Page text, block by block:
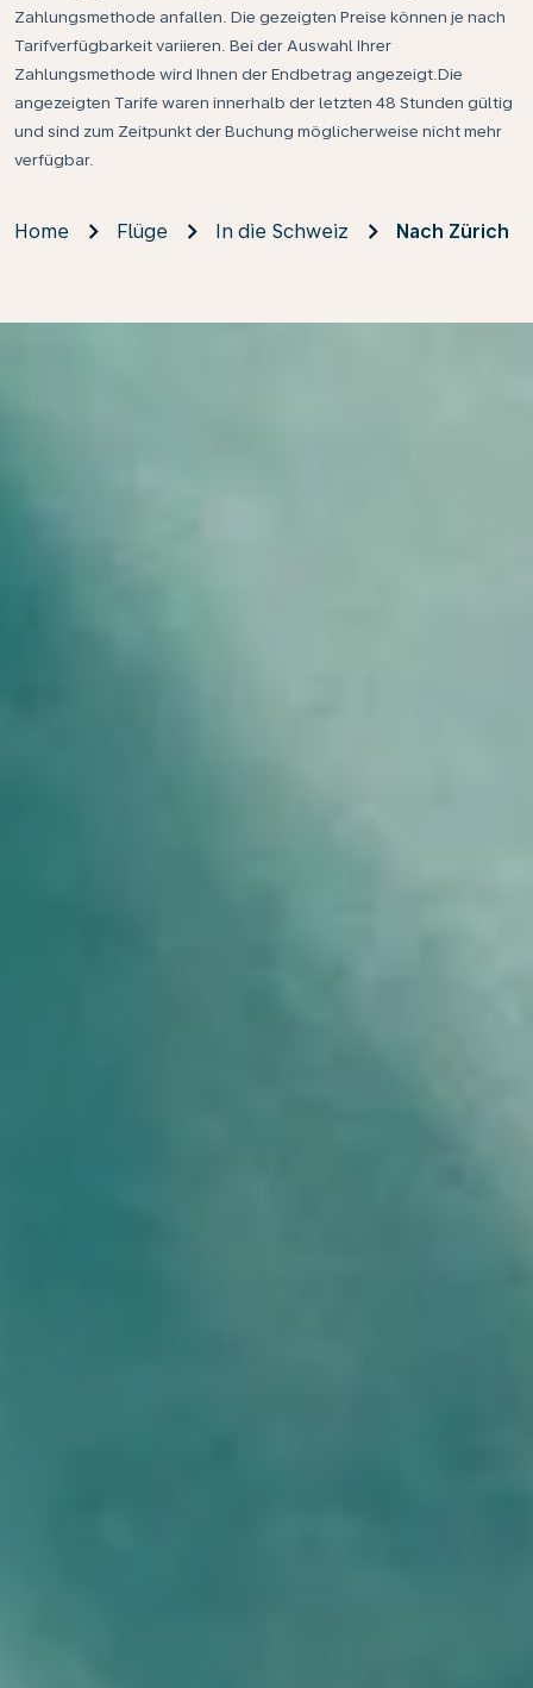
Zahlungsmethode anfallen. Die gezeigten Preise können je nach
Tarifverfügbarkeit variieren. Bei der Auswahl Ihrer
Zahlungsmethode wird Ihnen der Endbetrag angezeigt.Die
angezeigten Tarife waren innerhalb der letzten 48 Stunden gültig
und sind zum Zeitpunkt der Buchung möglicherweise nicht mehr
verfügbar.
Home Flüge In die Schweiz Nach Zürich